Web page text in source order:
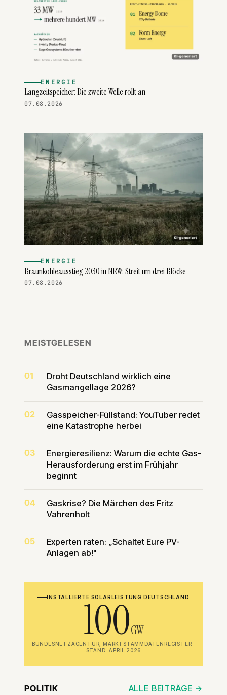
ENERGIE
Langzeitspeicher: Die zweite Welle rollt an
07.08.2026
ENERGIE
Braunkohleausstieg 2030 in NRW: Streit um drei Blöcke
07.08.2026
MEISTGELESEN
01
Droht Deutschland wirklich eine
Gasmangellage 2026?
02
Gasspeicher-Füllstand: YouTuber redet
eine Katastrophe herbei
03
Energieresilienz: Warum die echte Gas-
Herausforderung erst im Frühjahr
beginnt
04
Gaskrise? Die Märchen des Fritz
Vahrenholt
05
Experten raten: „Schaltet Eure PV-
Anlagen ab!"
INSTALLIERTE SOLARLEISTUNG DEUTSCHLAND
100GW
BUNDESNETZAGENTUR, MARKTSTAMMDATENREGISTER ·
STAND: APRIL 2026
POLITIK ALLE BEITRÄGE →